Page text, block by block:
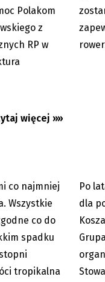
Polakom
z
RP w
więcej »»
06.08.2026
co najmniej
Wszystkie
co do
spadku
tropikalna
Po
dla